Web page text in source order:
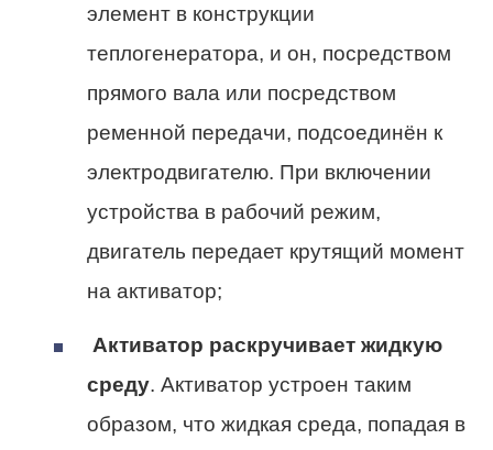
элемент в конструкции
теплогенератора, и он, посредством
прямого вала или посредством
ременной передачи, подсоединён к
электродвигателю. При включении
устройства в рабочий режим,
двигатель передает крутящий момент
на активатор;
Активатор раскручивает жидкую
среду. Активатор устроен таким
образом, что жидкая среда, попадая в